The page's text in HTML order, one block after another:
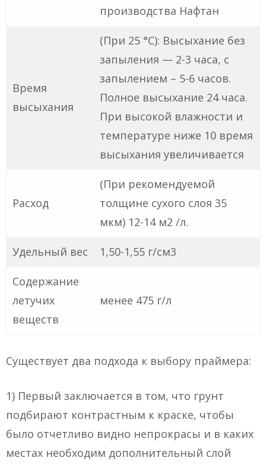
производства Нафтан
Время
высыхания
(При 25 °C): Высыхание без
запыления — 2-3 часа, с
запылением – 5-6 часов.
Полное высыхание 24 часа.
При высокой влажности и
температуре ниже 10 время
высыхания увеличивается
Расход
(При рекомендуемой
толщине сухого слоя 35
мкм) 12-14 м2 /л.
Удельный вес 1,50-1,55 г/см3
Содержание
летучих
веществ
менее 475 г/л
Существует два подхода к выбору праймера:
1) Первый заключается в том, что грунт
подбирают контрастным к краске, чтобы
было отчетливо видно непрокрасы и в каких
местах необходим дополнительный слой